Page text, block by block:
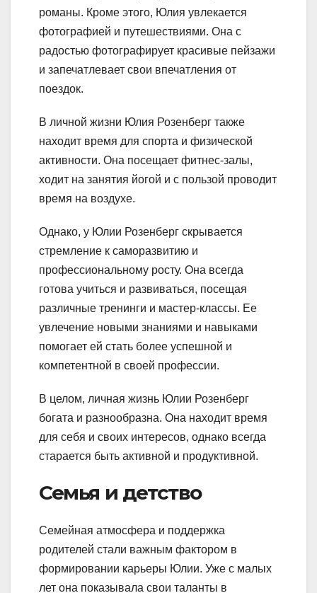
романы. Кроме этого, Юлия увлекается
фотографией и путешествиями. Она с
радостью фотографирует красивые пейзажи
и запечатлевает свои впечатления от
поездок.
В личной жизни Юлия Розенберг также
находит время для спорта и физической
активности. Она посещает фитнес-залы,
ходит на занятия йогой и с пользой проводит
время на воздухе.
Однако, у Юлии Розенберг скрывается
стремление к саморазвитию и
профессиональному росту. Она всегда
готова учиться и развиваться, посещая
различные тренинги и мастер-классы. Ее
увлечение новыми знаниями и навыками
помогает ей стать более успешной и
компетентной в своей профессии.
В целом, личная жизнь Юлии Розенберг
богата и разнообразна. Она находит время
для себя и своих интересов, однако всегда
старается быть активной и продуктивной.
Семья и детство
Семейная атмосфера и поддержка
родителей стали важным фактором в
формировании карьеры Юлии. Уже с малых
лет она показывала свои таланты в